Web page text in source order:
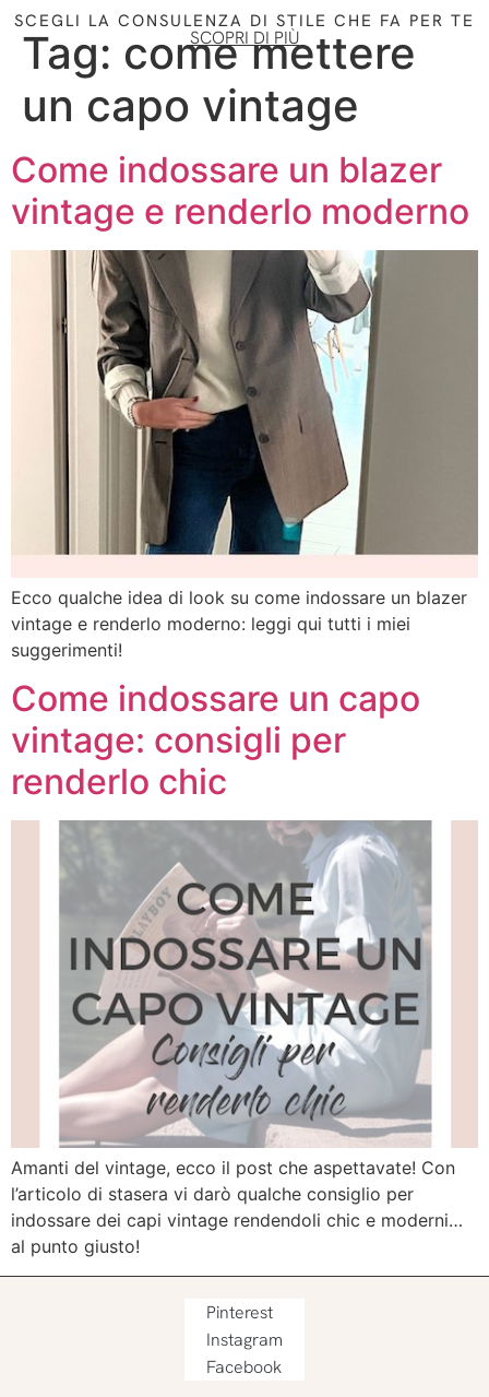
SCEGLI LA CONSULENZA DI STILE CHE FA PER TE
SCOPRI DI PIÙ
Tag: come mettere
un capo vintage
Come indossare un blazer
vintage e renderlo moderno
Ecco qualche idea di look su come indossare un blazer
vintage e renderlo moderno: leggi qui tutti i miei
suggerimenti!
Come indossare un capo
vintage: consigli per
renderlo chic
Amanti del vintage, ecco il post che aspettavate! Con
l’articolo di stasera vi darò qualche consiglio per
indossare dei capi vintage rendendoli chic e moderni…
al punto giusto!
Pinterest
Instagram
Facebook